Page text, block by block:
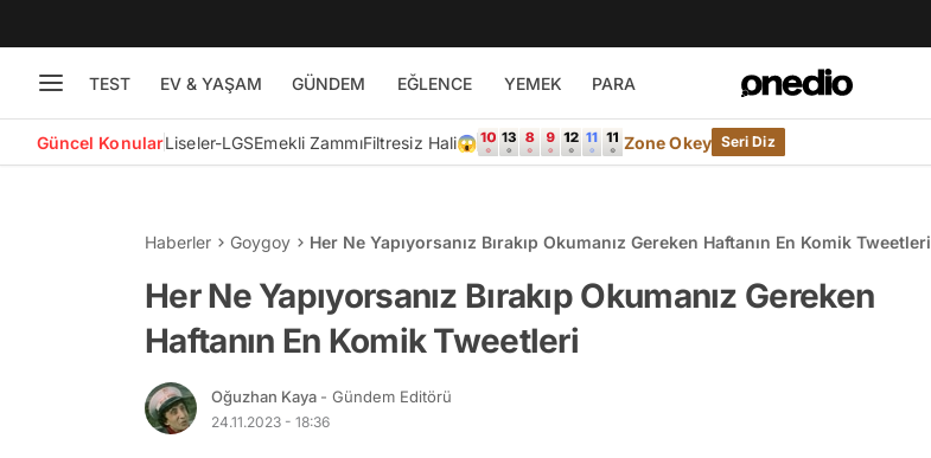
TEST EV & YAŞAM GÜNDEM EĞLENCE YEMEK PARA
Güncel KonularLiseler-LGSEmekli ZammıFiltresiz Hali😱 Zone Okey Seri Diz
Haberler Goygoy Her Ne Yapıyorsanız Bırakıp Okumanız Gereken Haftanın En Komik Tweetleri
Her Ne Yapıyorsanız Bırakıp Okumanız Gereken
Haftanın En Komik Tweetleri
Oğuzhan Kaya - Gündem Editörü
24.11.2023 - 18:36